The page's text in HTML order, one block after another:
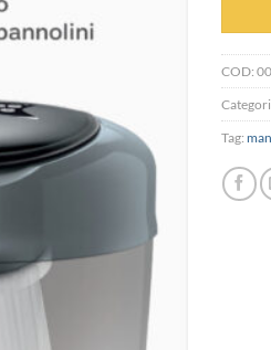
COD:
Tag: